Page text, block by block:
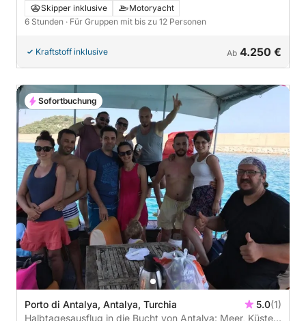
Luxury
Skipper inklusive
Motoryacht
6 Stunden · Für Gruppen mit bis zu 12 Personen
Kraftstoff inklusive Ab 4.250 €
Porto di Antalya, Antalya, Turchia 5.0(1)
Halbtagesausflug in die Bucht von Antalya: Meer, Küste
Sofortbuchung